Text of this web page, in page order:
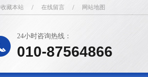
收藏本站 / 在线留言 / 网站地图
24小时咨询热线：
010-87564866